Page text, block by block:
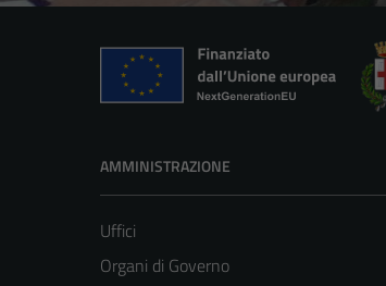
AMMINISTRAZIONE
Uffici
Organi di Governo